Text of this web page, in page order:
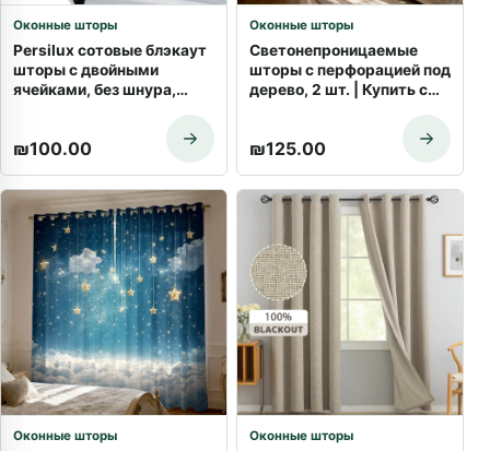
Оконные шторы
Persilux сотовые блэкаут
шторы с двойными
ячейками, без шнура,
₪100.00
Оконные шторы
Светонепроницаемые
шторы с перфорацией под
дерево, 2 шт. | Купить с
₪125.00
Оконные шторы Оконные шторы